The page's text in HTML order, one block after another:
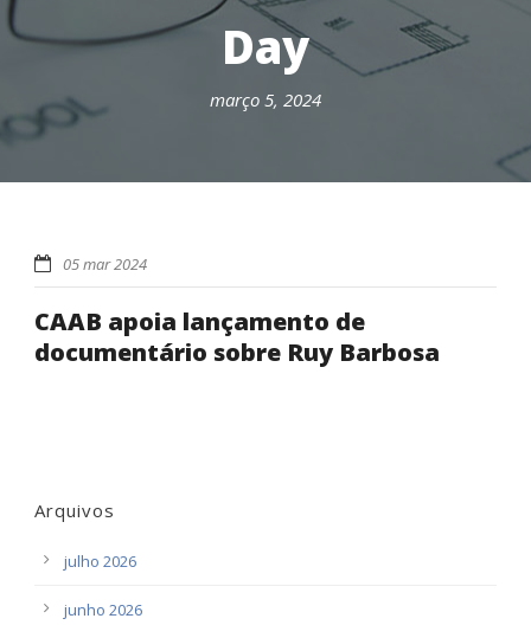
Day
março 5, 2024
05 mar 2024
CAAB apoia lançamento de
documentário sobre Ruy Barbosa
Arquivos
julho 2026
junho 2026